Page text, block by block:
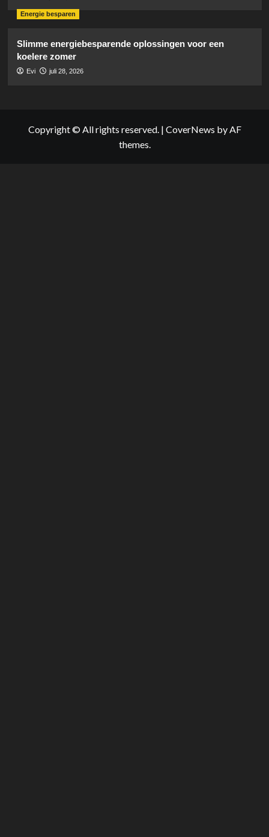
Energie besparen
Slimme energiebesparende oplossingen voor een
koelere zomer
Evi juli 28, 2026
Copyright © All rights reserved. | CoverNews by AF
themes.